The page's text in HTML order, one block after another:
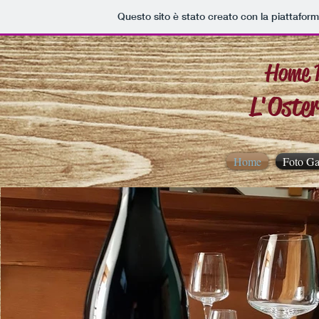
Questo sito è stato creato con la
Home Foto